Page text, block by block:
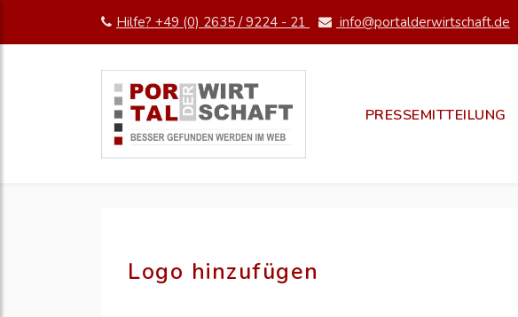
Hilfe? +49 (0) 2635 / 9224 - 21 info@portalderwirtschaft.de
PRESSEMITTEILUNG
erstellen
Logo hinzufügen